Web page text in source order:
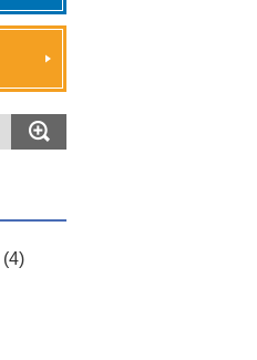
(4)